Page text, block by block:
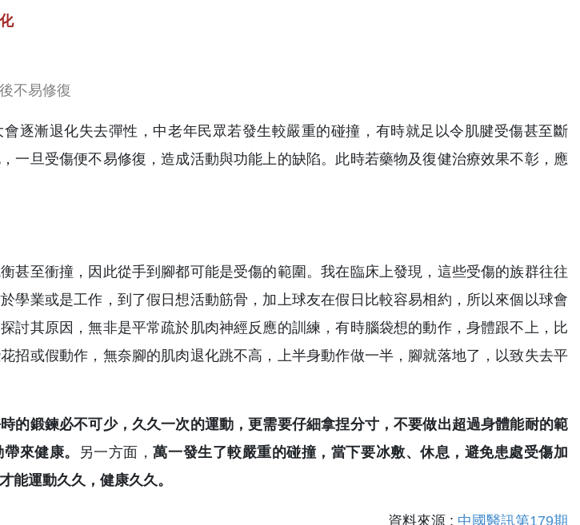
不易修復
逐漸退化失去彈性，中老年民眾若發生較嚴重的碰撞，有時就足以令肌腱受傷甚至斷
一旦受傷便不易修復，造成活動與功能上的缺陷。此時若藥物及復健治療效果不彰，應
甚至衝撞，因此從手到腳都可能是受傷的範圍。我在臨床上發現，這些受傷的族群往往
學業或是工作，到了假日想活動筋骨，加上球友在假日比較容易相約，所以來個以球會
討其原因，無非是平常疏於肌肉神經反應的訓練，有時腦袋想的動作，身體跟不上，比
招或假動作，無奈腳的肌肉退化跳不高，上半身動作做一半，腳就落地了，以致失去平
的鍛鍊必不可少，久久一次的運動，更需要仔細拿捏分寸，不要做出超過身體能耐的範
來健康。 另一方面， 萬一發生了較嚴重的碰撞，當下要冰敷、休息，避免患處受傷加
能運動久久，健康久久。